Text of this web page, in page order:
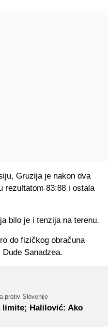
Gruzija je nakon dva
rezultatom 83:88 i ostala
bilo je i tenzija na terenu.
do fizičkog obračuna
Sanadzea.
protiv Slovenije
limite; Halilović: Ako